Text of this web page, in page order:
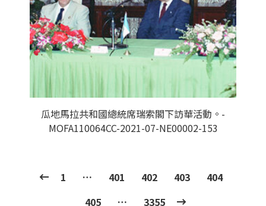
瓜地馬拉共和國總統席瑞索閣下訪華活動。-
MOFA110064CC-2021-07-NE00002-153
1 … 401 402 403
404
405
… 3355